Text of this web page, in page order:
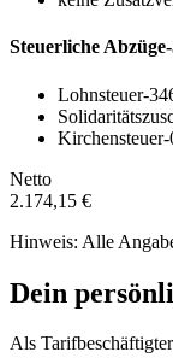
Steuerliche Abzüge
Lohnsteuer-
Kirchensteuer-
Netto
2.174,15 €
Hinweis: Alle
Dein
Als